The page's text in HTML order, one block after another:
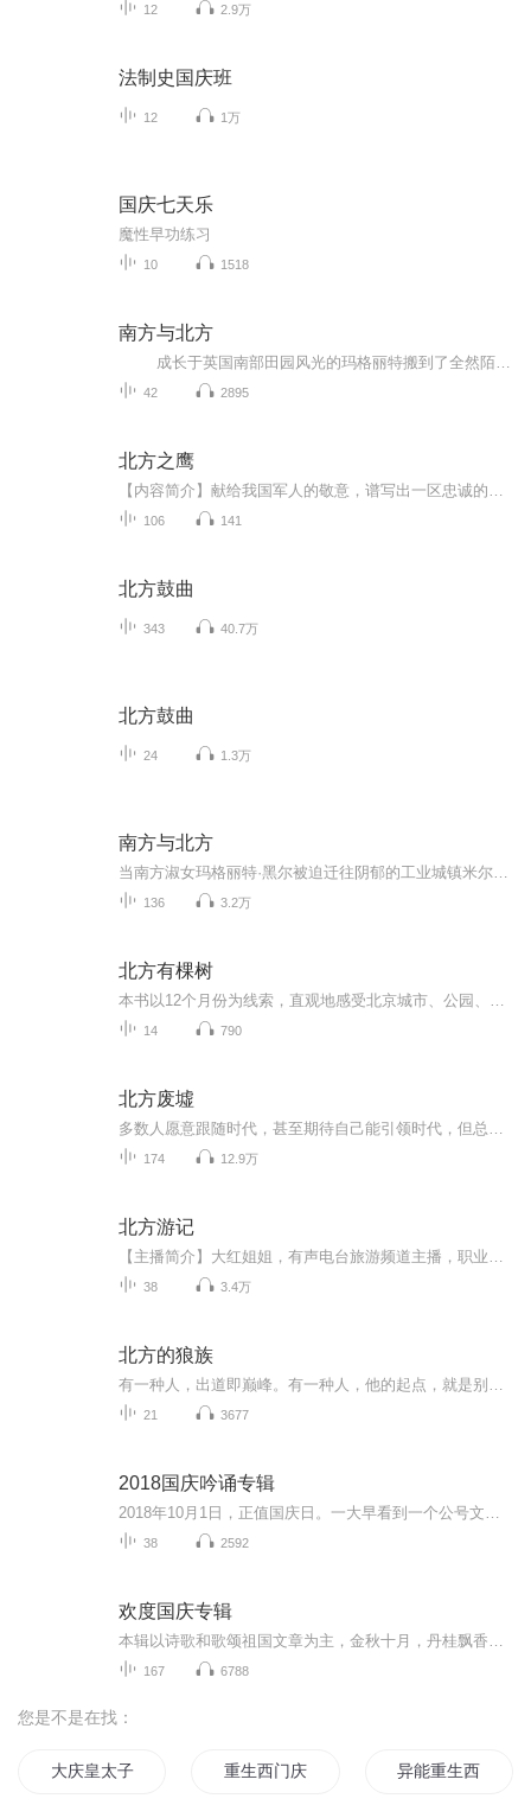
12 2.9万
法制史国庆班
12 1万
国庆七天乐
魔性早功练习
10 1518
南方与北方
42 2895
北方之鹰
106 141
北方鼓曲
343 40.7万
北方鼓曲
24 1.3万
南方与北方
136 3.2万
北方有棵树
14 790
北方废墟
174 12.9万
北方游记
38 3.4万
北方的狼族
21 3677
2018国庆吟诵专辑
38 2592
欢度国庆专辑
167 6788
您是不是在找：
大庆皇太子 重生西门庆 异能重生西门庆